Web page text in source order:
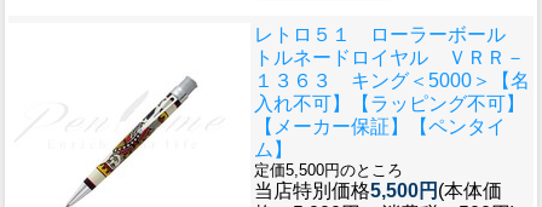
レトロ５１ ローラーボール
トルネードロイヤル ＶＲＲ－
１３６３ キング＜5000＞【名
入れ不可】【ラッピング不可】
【メーカー保証】【ペンタイ
ム】
定価5,500円のところ
当店特別価格5,500円 (本体価